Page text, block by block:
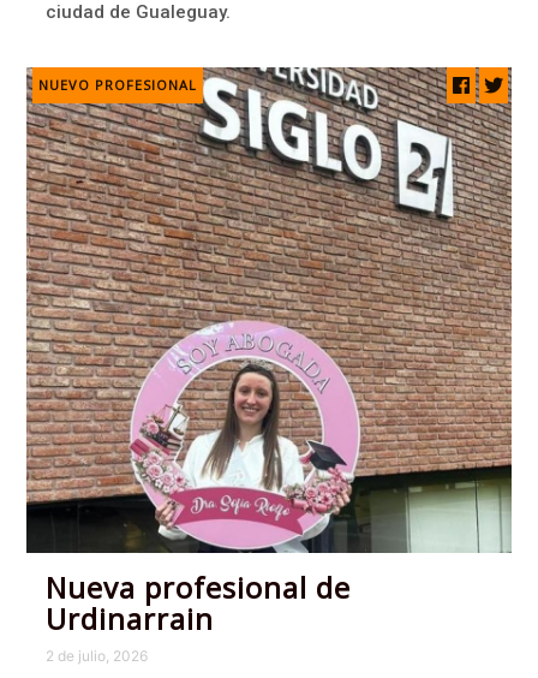
ciudad de Gualeguay.
NUEVO PROFESIONAL
Nueva profesional de
Urdinarrain
2 de julio, 2026